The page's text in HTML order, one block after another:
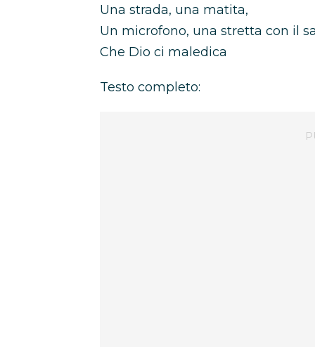
Una strada, una matita,
Un microfono, una stretta con il
Che Dio ci maledica
Testo completo: